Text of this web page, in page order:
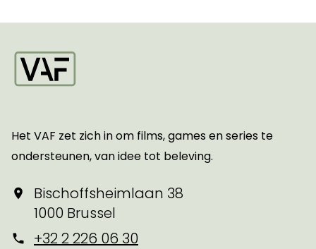
Het VAF zet zich in om films, games en series te
ondersteunen, van idee tot beleving.
Bischoffsheimlaan 38
1000 Brussel
+32 2 226 06 30